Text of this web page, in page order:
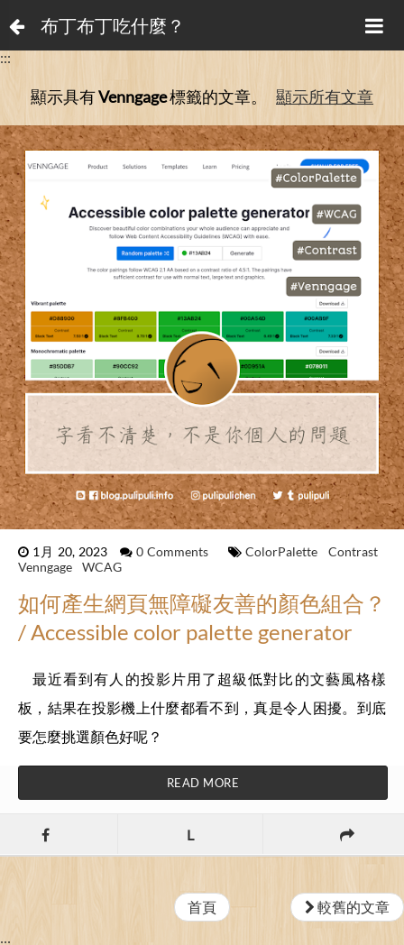
布丁布丁吃什麼？
:::
顯示具有Venngage標籤的文章。 顯示所有文章
1月 20, 2023 0 Comments ColorPalette
Contrast
Venngage
WCAG
如何產生網頁無障礙友善的顏色組合？
/ Accessible color palette generator
最近看到有人的投影片用了超級低對比的文藝風格樣
板，結果在投影機上什麼都看不到，真是令人困擾。到底
要怎麼挑選顏色好呢？
READ MORE
L
首頁 較舊的文章